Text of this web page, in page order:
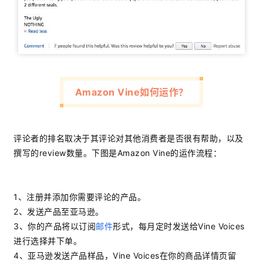
Amazon Vine如何运作？
评论者的排名取决于其评论对其他消费者是否很有帮助，以及
撰写的review数量。下图是Amazon Vine的运作流程：
1、注册并添加你需要评论的产品。
2、发送产品至亚马逊。
3、你的产品将以订阅邮件形式，每月定时发送给Vine Voices
进行选择并下单。
4、亚马逊发送产品样品，Vine Voices在你的商品详情页留